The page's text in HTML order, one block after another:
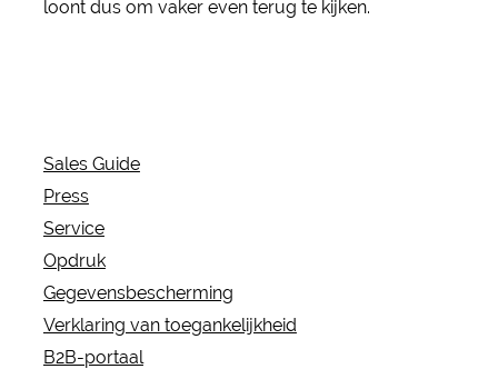
loont dus om vaker even terug te kijken.
Sales Guide
Press
Service
Opdruk
Gegevensbescherming
Verklaring van toegankelijkheid
B2B-portaal